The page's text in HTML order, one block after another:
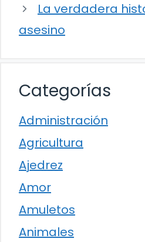
La verdadera
asesino
Categorías
Administración
Agricultura
Ajedrez
Amor
Amuletos
Animales